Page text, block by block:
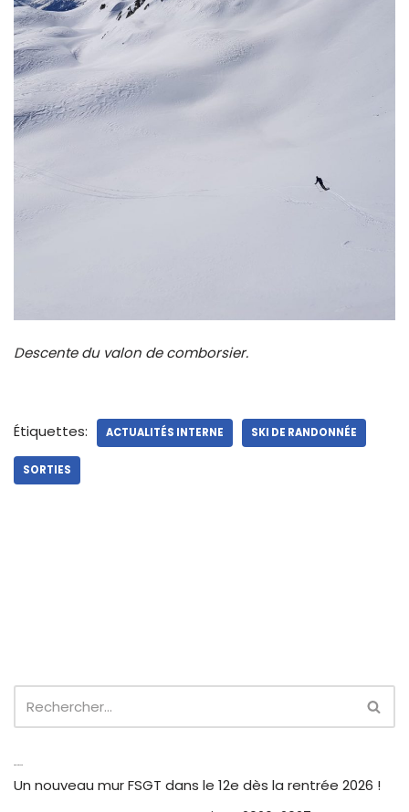
Descente du valon de comborsier.
Étiquettes: ACTUALITÉS INTERNE SKI DE RANDONNÉE
SORTIES
Un nouveau mur FSGT dans le 12e dès la rentrée 2026 !